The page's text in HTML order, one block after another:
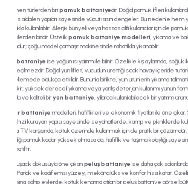
En bilinen türlerden biripamuk battaniyedir. Doğal pamuk lifleri
nefes alabilen yapıları sayesinde vücut ısısını dengeler. Bu nedenle hem
rahatlıkla kullanılabilir. Alerjik bünyeli veya hassas ciltli kullanıcılar için de
tercihlerden biridir. Üstelik pamuk battaniye modelleri, yıkama ve
dostudur; çoğu model çamaşır makinesinde rahatlıkla yıkanabilir.
Yün battaniye ise yoğun ısı yalıtımı ile bilinir. Özellikle kış aylarında,
vazgeçilmezdir. Doğal yün lifleri, vücudun ürettiği sıcak havayı içeride
engellemede oldukça etkilidir. Bununla birlikte, yün ürünlerin yıkama
gerekir; yüksek dereceli yıkama veya yanlış deterjan kullanımı yünün
ömürlü ve kaliteli biryün battaniye, yıllarca kullanılabilecek bir yatırım
Polar battaniye modelleri, hafiflikleri ve ekonomik fiyatları ile öne
polar, hızlı kuruyan yapısı sayesinde seyahatlerde, kamp ve pikniklerde
Ayrıca TV karşısında, koltuk üzerinde kullanmak için de pratik bir çözümdür.
alabilirliği pamuk kadar yüksek olmasa da, hafiflik ve taşıma kolaylığı
alternatiftir.
Yumuşacık dokusuyla öne çıkanpeluş battaniye ise daha çok
edilir. Parlak ve kadifemsi yüzeyi, mekâna lüks ve konfor hissi katar.
anlayışına sahip evlerde, koltuk kenarına atılan bir peluş battaniye görsel